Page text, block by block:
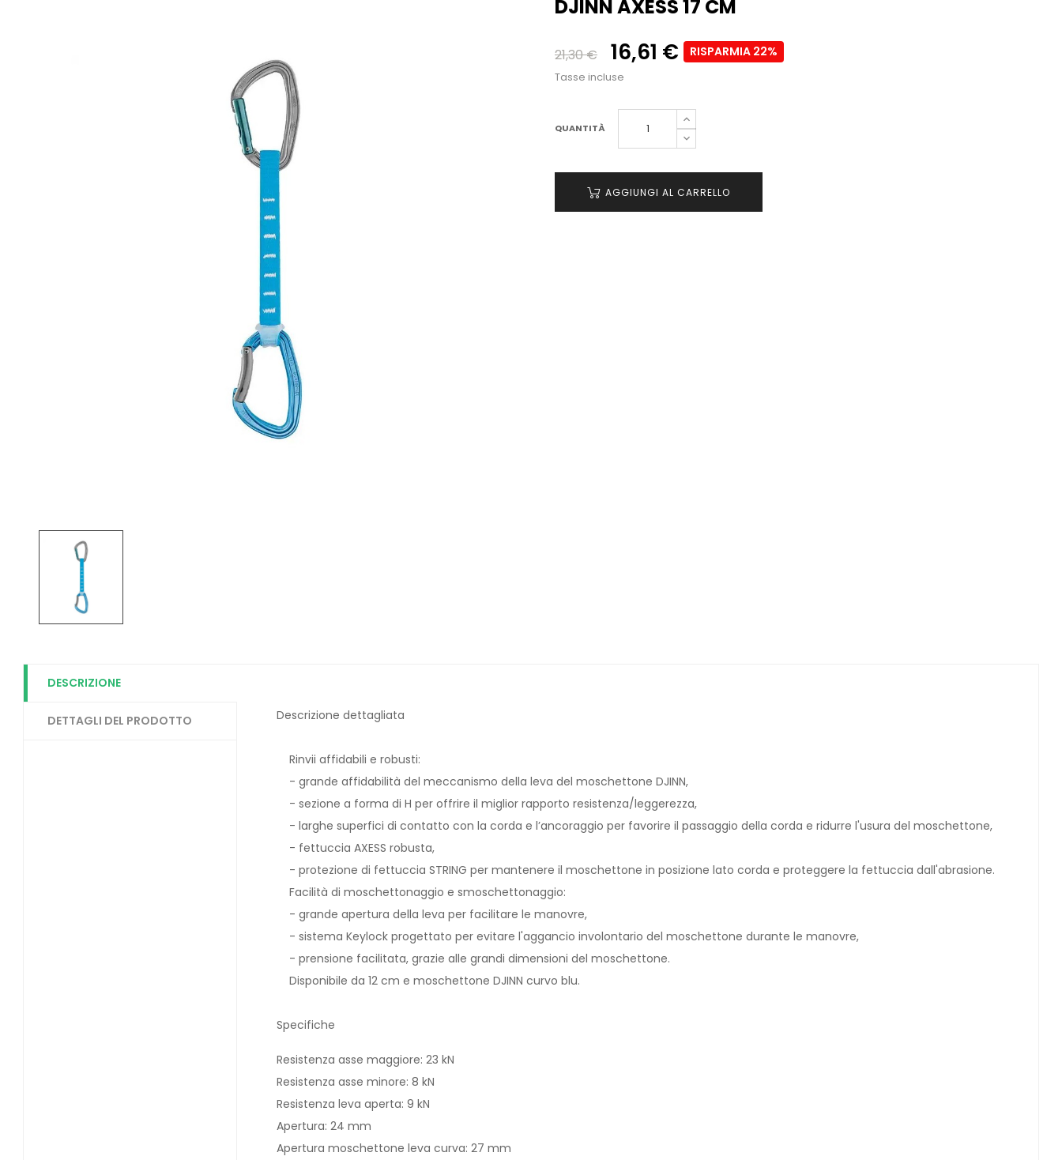
DJINN AXESS 17 CM
21,30 € 16,61 € RISPARMIA 22%
Tasse incluse
QUANTITÀ
AGGIUNGI AL CARRELLO
DESCRIZIONE
DETTAGLI DEL PRODOTTO Descrizione dettagliata
Rinvii affidabili e robusti:
- grande affidabilità del meccanismo della leva del moschettone DJINN,
- sezione a forma di H per offrire il miglior rapporto resistenza/leggerezza,
- larghe superfici di contatto con la corda e l’ancoraggio per favorire il passaggio della corda e ridurre l'usura del moschettone,
- fettuccia AXESS robusta,
- protezione di fettuccia STRING per mantenere il moschettone in posizione lato corda e proteggere la fettuccia dall'abrasione.
Facilità di moschettonaggio e smoschettonaggio:
- grande apertura della leva per facilitare le manovre,
- sistema Keylock progettato per evitare l'aggancio involontario del moschettone durante le manovre,
- prensione facilitata, grazie alle grandi dimensioni del moschettone.
Disponibile da 12 cm e moschettone DJINN curvo blu.
Specifiche
Resistenza asse maggiore: 23 kN
Resistenza asse minore: 8 kN
Resistenza leva aperta: 9 kN
Apertura: 24 mm
Apertura moschettone leva curva: 27 mm